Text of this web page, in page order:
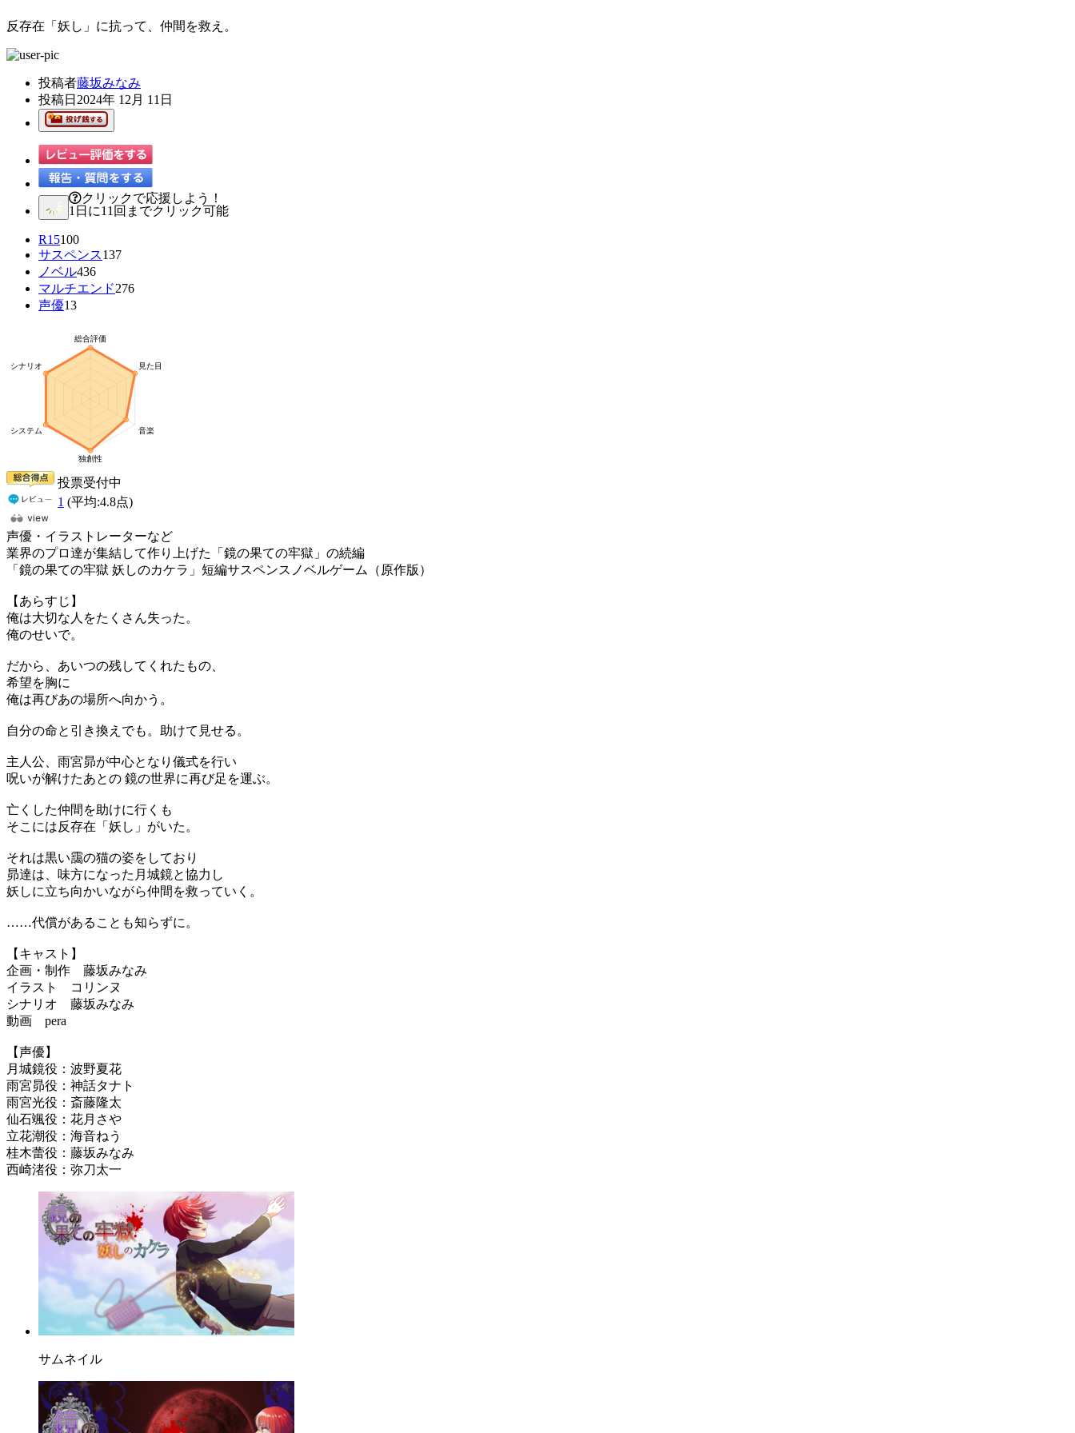
反存在「妖し」に抗って、仲間を救え。
投稿者藤坂みなみ
投稿日 2024年 12月 11日
クリックで応援しよう！
1日に11回までクリック可能
R15100
サスペンス137
ノベル436
マルチエンド276
声優13
投票受付中
1 (平均:4.8点)
声優・イラストレーターなど
業界のプロ達が集結して作り上げた「鏡の果ての牢獄」の続編
「鏡の果ての牢獄 妖しのカケラ」短編サスペンスノベルゲーム（原作版）
【あらすじ】
俺は大切な人をたくさん失った。
俺のせいで。
だから、あいつの残してくれたもの、
希望を胸に
俺は再びあの場所へ向かう。
自分の命と引き換えでも。助けて見せる。
主人公、雨宮昴が中心となり儀式を行い
呪いが解けたあとの 鏡の世界に再び足を運ぶ。
亡くした仲間を助けに行くも
そこには反存在「妖し」がいた。
それは黒い靄の猫の姿をしており
昴達は、味方になった月城鏡と協力し
妖しに立ち向かいながら仲間を救っていく。
……代償があることも知らずに。
【キャスト】
企画・制作 藤坂みなみ
イラスト コリンヌ
シナリオ 藤坂みなみ
動画 pera
【声優】
月城鏡役：波野夏花
雨宮昴役：神話タナト
雨宮光役：斎藤隆太
仙石颯役：花月さや
立花潮役：海音ねう
桂木蕾役：藤坂みなみ
西崎渚役：弥刀太一
サムネイル